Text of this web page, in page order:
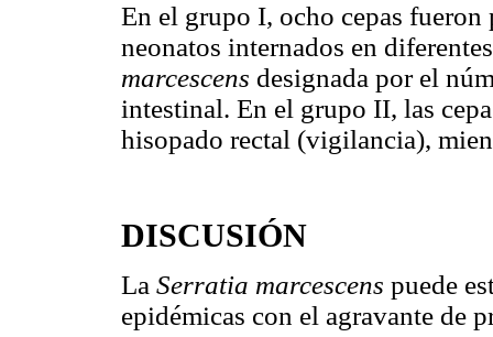
En el grupo I, ocho cepas
neonatos internados en
marcescens designada por el
intestinal. En el grupo II, las
hisopado rectal (vigilancia),
DISCUSIÓN
La Serratia marcescens puede
epidémicas con el agravante de